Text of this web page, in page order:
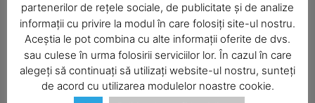
SUBSCRIBE NOW
Economic
Acasă
Economic
partenerilor de rețele sociale, de publicitate și de analize
informații cu privire la modul în care folosiți site-ul nostru.
Aceștia le pot combina cu alte informații oferite de dvs.
sau culese în urma folosirii serviciilor lor. În cazul în care
alegeți să continuați să utilizați website-ul nostru, sunteți
de acord cu utilizarea modulelor noastre cookie.